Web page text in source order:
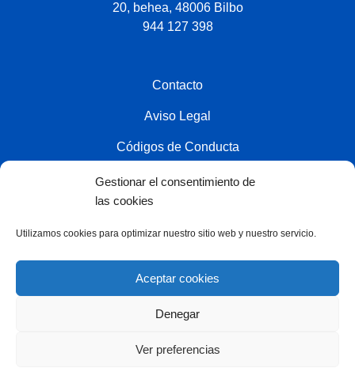
Gestionar el consentimiento de
las cookies
Utilizamos cookies para optimizar nuestro sitio web y nuestro servicio.
Aceptar cookies
Denegar
Ver preferencias
20, behea, 48006 Bilbo
944 127 398
Contacto
Aviso Legal
Códigos de Conducta
Política de privacidad
Política de cookies